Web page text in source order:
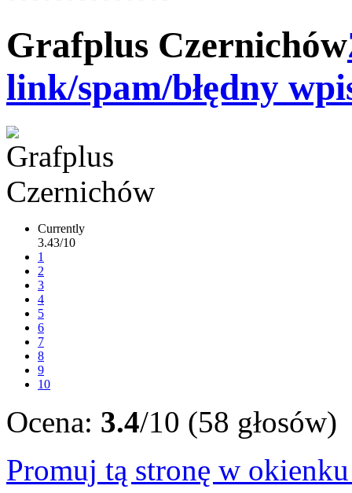
Grafplus Czernichów
link/spam/błędny
Currently
3.43/10
1
2
3
4
5
6
7
8
9
10
Ocena: 3.4/10 (58 głosów)
Promuj tą stronę w